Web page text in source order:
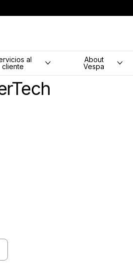
al
cliente
About
Vespa